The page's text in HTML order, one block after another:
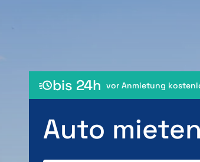
bis 24h vor Anmietung
Auto